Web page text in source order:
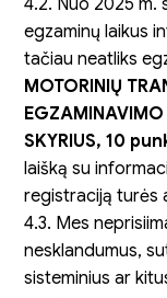
4.2. Nuo 2025 m.
egzaminų laikus
tačiau neatliks
MOTORINIŲ
EGZAMINAVIMO
SKYRIUS, 10
laišką su
registraciją turės
4.3. Mes
nesklandumus,
sisteminius ar